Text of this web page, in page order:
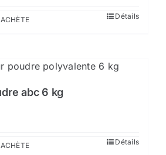
Détails
abc 6 kg
Détails